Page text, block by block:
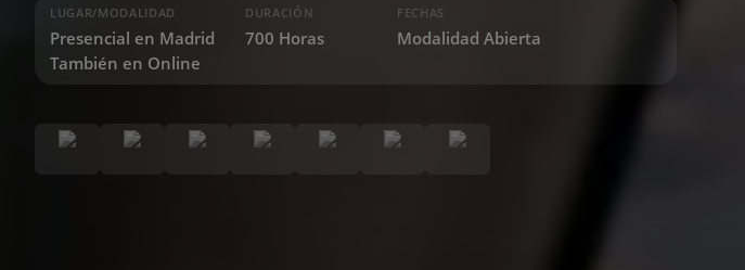
LUGAR/MODALIDAD
Presencial en Madrid
También en Online
DURACIÓN
700 Horas
FECHAS
Modalidad Abierta